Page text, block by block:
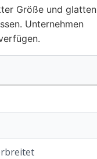
Größe und glatten
Unternehmen